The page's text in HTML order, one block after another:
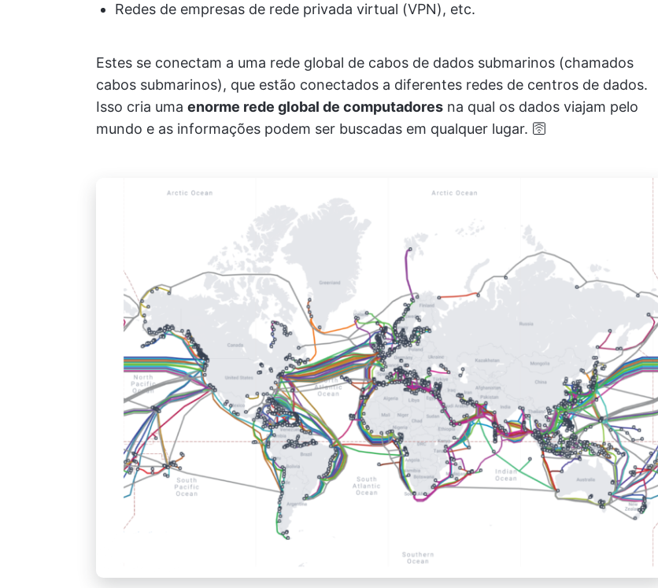
Redes de empresas de rede privada virtual (VPN), etc.
Estes se conectam a uma rede global de cabos de dados submarinos (chamados
cabos submarinos), que estão conectados a diferentes redes de centros de dados.
Isso cria uma enorme rede global de computadores na qual os dados viajam pelo
mundo e as informações podem ser buscadas em qualquer lugar. 🛜